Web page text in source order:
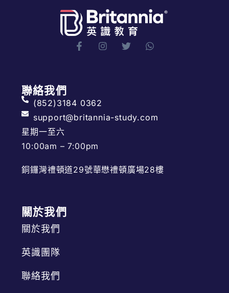
聯絡我們
(852)3184 0362
support@britannia-study.com
星期一至六
10:00am – 7:00pm
銅鑼灣禮頓道29號華懋禮頓廣場28樓
關於我們
關於我們
英識團隊
聯絡我們